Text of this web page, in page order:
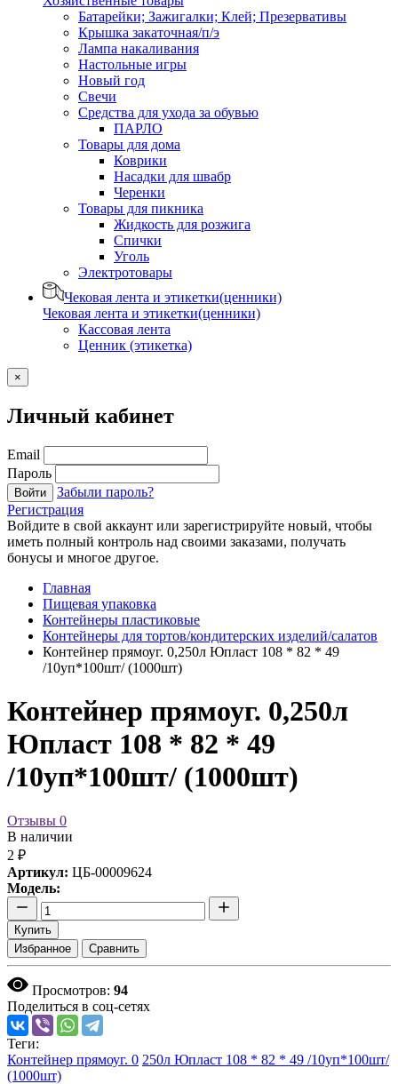
Батарейки; Зажигалки; Клей; Презервативы
Крышка закаточная/п/э
Лампа накаливания
Настольные игры
Новый год
Свечи
Средства для ухода за обувью
ПАРЛО
Товары для дома
Коврики
Насадки для швабр
Черенки
Товары для пикника
Жидкость для розжига
Спички
Уголь
Электротовары
Чековая лента и этикетки(ценники)
Чековая лента и этикетки(ценники)
Кассовая лента
Ценник (этикетка)
×
Личный кабинет
Email
Пароль
Войти
Забыли пароль?
Регистрация
Войдите в свой аккаунт или зарегистрируйте новый, чтобы
иметь полный контроль над своими заказами, получать
бонусы и многое другое.
Главная
Пищевая упаковка
Контейнеры пластиковые
Контейнеры для тортов/кондитерских изделий/салатов
Контейнер прямоуг. 0,250л Юпласт 108 * 82 * 49
/10уп*100шт/ (1000шт)
Контейнер прямоуг. 0,250л
Юпласт 108 * 82 * 49
/10уп*100шт/ (1000шт)
Отзывы 0
В наличии
2 ₽
Артикул: ЦБ-00009624
Модель:
Купить
Избранное
Сравнить
Просмотров: 94
Поделиться в соц-сетях
Теги:
Контейнер прямоуг. 0 250л Юпласт 108 * 82 * 49 /10уп*100шт/
(1000шт)